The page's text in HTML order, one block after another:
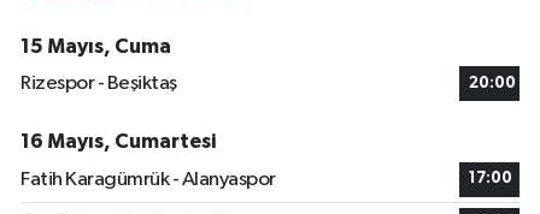
15 Mayıs, Cuma
Rizespor - Beşiktaş
20:00
16 Mayıs, Cumartesi
Fatih Karagümrük - Alanyaspor
17:00